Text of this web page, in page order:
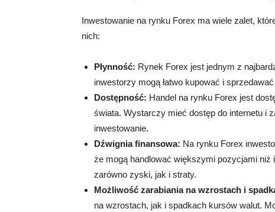
Inwestowanie na rynku Forex ma wiele zalet,
nich:
Płynność: Rynek Forex jest jednym z
inwestorzy mogą łatwo kupować i
Dostępność: Handel na rynku Forex jest
świata. Wystarczy mieć dostęp do internetu i
inwestowanie.
Dźwignia finansowa: Na rynku Forex
że mogą handlować większymi pozycjami
zarówno zyski, jak i straty.
Możliwość zarabiania na wzrostach i
na wzrostach, jak i spadkach kursów walut.